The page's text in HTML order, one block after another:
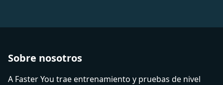
Sobre nosotros
A Faster You trae entrenamiento y pruebas de nivel